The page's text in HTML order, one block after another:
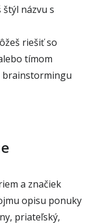
názvu s
riešiť so
tímom
brainstormingu
a značiek
opisu ponuky
priateľský,